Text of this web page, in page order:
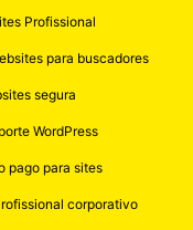
Profissional
para buscadores
segura
WordPress
pago para sites
corporativo